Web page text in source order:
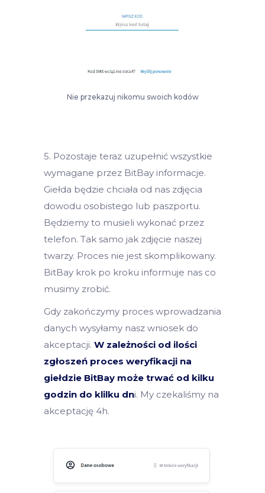
Nie przekazuj nikomu swoich kodów
5. Pozostaje teraz uzupełnić wszystkie
wymagane przez BitBay informacje.
Giełda będzie chciała od nas zdjęcia
dowodu osobistego lub paszportu.
Będziemy to musieli wykonać przez
telefon. Tak samo jak zdjęcie naszej
twarzy. Proces nie jest skomplikowany.
BitBay krok po kroku informuje nas co
musimy zrobić.
Gdy zakończymy proces wprowadzania
danych wysyłamy nasz wniosek do
akceptacji. W zależności od ilości
zgłoszeń proces weryfikacji na
giełdzie BitBay może trwać od kilku
godzin do klilku dni. My czekaliśmy na
akceptację 4h.